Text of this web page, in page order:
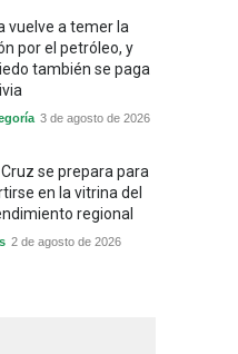
vuelve a temer la
por el petróleo, y
también se paga
3 de agosto de 2026
se prepara para
en la vitrina del
regional
2 de agosto de 2026
y el golpe puede